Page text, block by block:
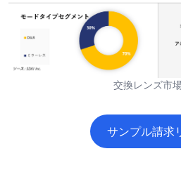
交換レンズ市
サンプル請求